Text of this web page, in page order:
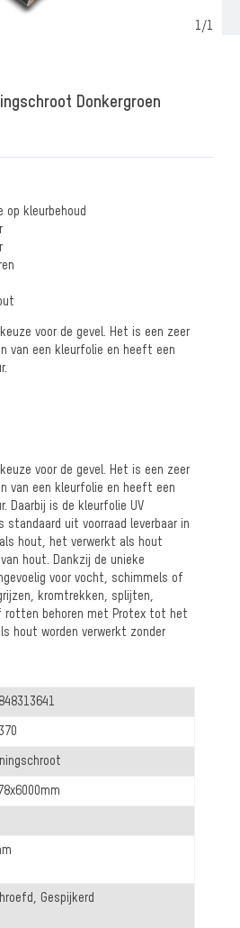
1/1
Donkergroen
op kleurbehoud
voor de gevel. Het is een zeer
van een kleurfolie en heeft een
voor de gevel. Het is een zeer
van een kleurfolie en heeft een
Daarbij is de kleurfolie UV
standaard uit voorraad leverbaar in
hout, het verwerkt als hout
hout. Dankzij de unieke
voor vocht, schimmels of
kromtrekken, splijten,
rotten behoren met Protex tot het
hout worden verwerkt zonder
Gespijkerd